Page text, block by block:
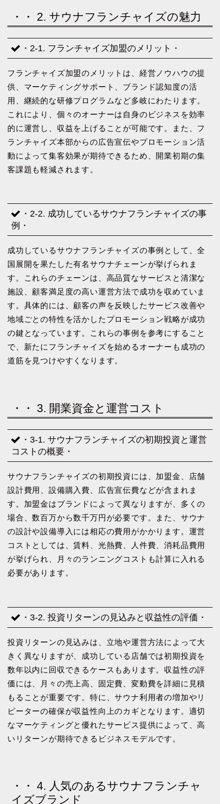
・・ 2. サウナフランチャイズの魅力
・2-1. フランチャイズ加盟のメリット・
フランチャイズ加盟のメリットは、経営ノウハウの提
供、マーケティングサポート、ブランド認知度の活
用、継続的な研修プログラムなど多岐にわたります。
これにより、個々のオーナーは自身のビジネスを効率
的に運営し、収益を上げることが可能です。また、フ
ランチャイズ本部からの広告宣伝やプロモーション活
動によって集客効果が期待できるため、開業初期の集
客課題も軽減されます。
・2-2. 成功しているサウナフランチャイズの事
例・
成功しているサウナフランチャイズの事例として、全
国展開を果たした有名サウナチェーンが挙げられま
す。これらのチェーンは、高品質なサービスと清潔な
施設、顧客満足度の高い運営方法で成功を収めていま
す。具体的には、顧客の声を反映したサービス改善や
地域ごとの特性を活かしたプロモーション戦略が成功
の鍵となっています。これらの事例を参考にすること
で、新たにフランチャイズを始めるオーナーも成功の
道筋を見つけやすくなります。
・・ 3. 開業資金と運営コスト
・3-1. サウナフランチャイズの初期投資と運営
コストの概要・
サウナフランチャイズの初期投資には、加盟金、店舗
設計費用、設備購入費、広告宣伝費などが含まれま
す。加盟金はブランドによって異なりますが、多くの
場合、数百万から数千万円が必要です。また、サウナ
の設計や設備導入には相応の費用がかかります。運営
コストとしては、賃料、光熱費、人件費、消耗品費用
が挙げられ、月々のランニングコストも計算に入れる
必要があります。
・3-2. 投資リターンの見込みと収益性の評価・
投資リターンの見込みは、立地や運営方法によって大
きく異なりますが、成功している店舗では初期投資を
数年以内に回収できるケースもあります。収益性の評
価には、月々の売上高、固定費、変動費を詳細に見積
もることが重要です。特に、サウナ利用者の増加やリ
ピーターの確保が収益性向上のカギとなります。適切
なマーケティングと優れたサービス提供によって、高
いリターンが期待できるビジネスモデルです。
・・ 4. 人気のあるサウナフランチャ
イズブランド